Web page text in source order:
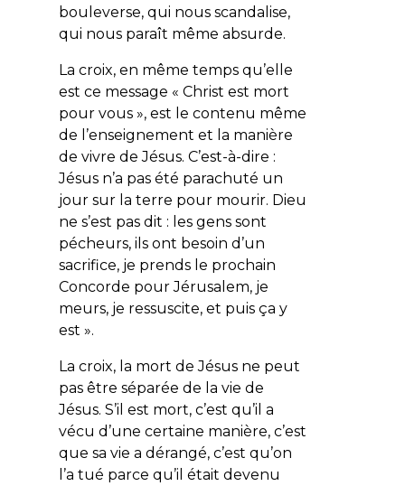
bouleverse, qui nous scandalise,
qui nous paraît même absurde.
La croix, en même temps qu’elle
est ce message « Christ est mort
pour vous », est le contenu même
de l’enseignement et la manière
de vivre de Jésus. C’est-à-dire :
Jésus n’a pas été parachuté un
jour sur la terre pour mourir. Dieu
ne s’est pas dit : les gens sont
pécheurs, ils ont besoin d’un
sacrifice, je prends le prochain
Concorde pour Jérusalem, je
meurs, je ressuscite, et puis ça y
est ».
La croix, la mort de Jésus ne peut
pas être séparée de la vie de
Jésus. S’il est mort, c’est qu’il a
vécu d’une certaine manière, c’est
que sa vie a dérangé, c’est qu’on
l’a tué parce qu’il était devenu